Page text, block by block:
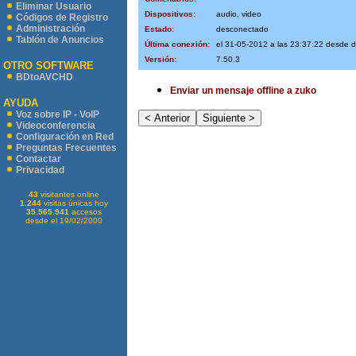
Eliminar Usuario
Códigos de Registro
Administración
Tablón de Anuncios
OTRO SOFTWARE
BDtoAVCHD
AYUDA
Voz sobre IP - VoIP
Videoconferencia
Configuración en Red
Preguntas Frecuentes
Contactar
Privacidad
43 visitantes online
1.244visitas únicas hoy
35.565.941 accesos
desde el 19/02/2000
Dispositivos:
audio, video
Estado:
desconectado
Última conexión:
el 31-05-2012 a las 23:37:22 desde
Versión:
7.50.3
Enviar un mensaje offline a zuko